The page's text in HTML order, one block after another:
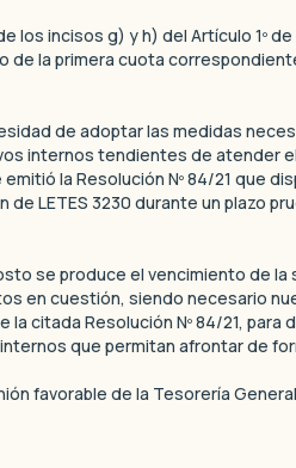
los incisos g) y h) del Artículo 1º
de la primera cuota
de adoptar las medidas
internos tendientes de atender el
la Resolución Nº 84/21 que
LETES 3230 durante un plazo
se produce el vencimiento de
en cuestión, siendo necesario
citada Resolución Nº 84/21, para
que permitan afrontar de
favorable de la Tesorería